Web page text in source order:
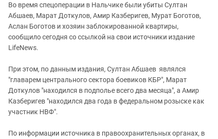
Во время спецоперации в Нальчике были убиты Султан
Абшаев, Марат Доткулов, Амир Казберигев, Мурат Боготов,
Аслан Боготов и хозяин заблокированной квартиры,
сообщило сегодня со ссылкой на свои источники издание
LifeNews.
При этом, по данным издания, Султан Абшаев являлся
"главарем центрального сектора боевиков КБР", Марат
Доткулов "находился в подполье всего два месяца", а Амир
Казберигев "находился два года в федеральном розыске как
участник НВФ".
По информации источника в правоохранительных органах, в